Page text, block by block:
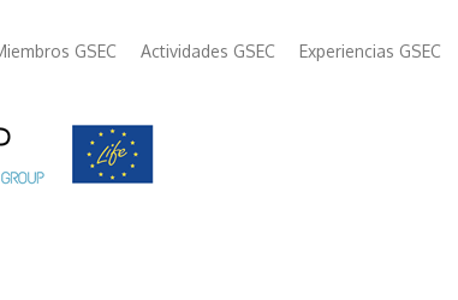
GSEC Actividades GSEC Experiencias GSEC